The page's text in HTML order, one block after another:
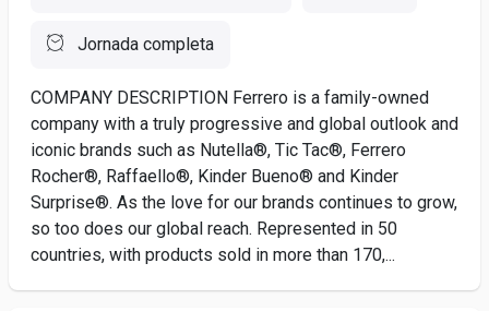
Jornada completa
COMPANY DESCRIPTION Ferrero is a family-owned
company with a truly progressive and global outlook and
iconic brands such as Nutella®, Tic Tac®, Ferrero
Rocher®, Raffaello®, Kinder Bueno® and Kinder
Surprise®. As the love for our brands continues to grow,
so too does our global reach. Represented in 50
countries, with products sold in more than 170,...